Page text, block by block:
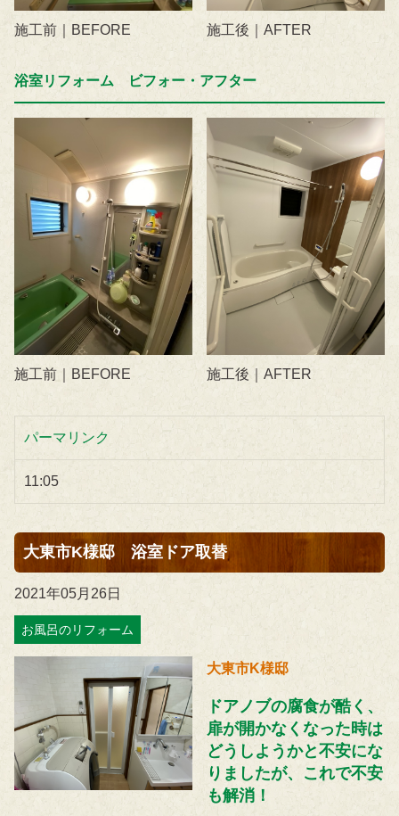
施工前｜BEFORE 施工後｜AFTER
浴室リフォーム ビフォー・アフター
施工前｜BEFORE 施工後｜AFTER
パーマリンク
11:05
大東市K様邸 浴室ドア取替
2021年05月26日
お風呂のリフォーム
大東市K様邸
ドアノブの腐食が酷く、
扉が開かなくなった時は
どうしようかと不安にな
りましたが、これで不安
も解消！